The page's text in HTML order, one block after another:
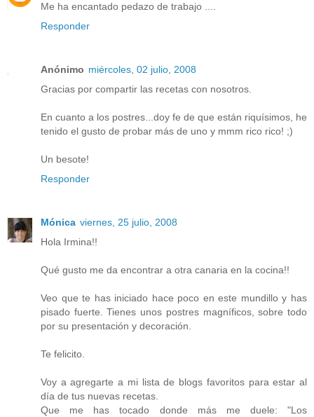
Me ha encantado pedazo de trabajo ....
Responder
Anónimo miércoles, 02 julio, 2008
Gracias por compartir las recetas con nosotros.
En cuanto a los postres...doy fe de que están riquísimos, he
tenido el gusto de probar más de uno y mmm rico rico! ;)
Un besote!
Responder
Mónica viernes, 25 julio, 2008
Hola Irmina!!
Qué gusto me da encontrar a otra canaria en la cocina!!
Veo que te has iniciado hace poco en este mundillo y has
pisado fuerte. Tienes unos postres magníficos, sobre todo
por su presentación y decoración.
Te felicito.
Voy a agregarte a mi lista de blogs favoritos para estar al
día de tus nuevas recetas.
Que me has tocado donde más me duele: "Los